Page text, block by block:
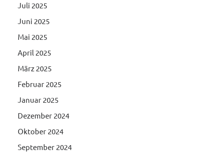
Juli 2025
Juni 2025
Mai 2025
April 2025
März 2025
Februar 2025
Januar 2025
Dezember 2024
Oktober 2024
September 2024